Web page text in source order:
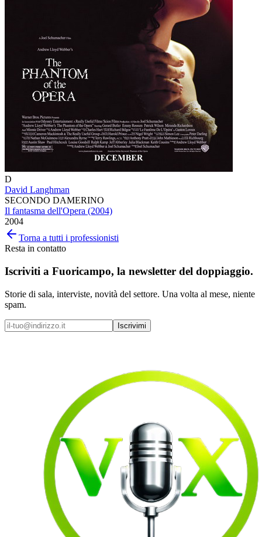
D
David Langhman
SECONDO DAMERINO
Il fantasma dell'Opera (2004)
2004
Torna a tutti i professionisti
Resta in contatto
Iscriviti a Fuoricampo, la newsletter del doppiaggio.
Storie di sala, interviste, novità del settore. Una volta al mese, niente
spam.
Iscrivimi